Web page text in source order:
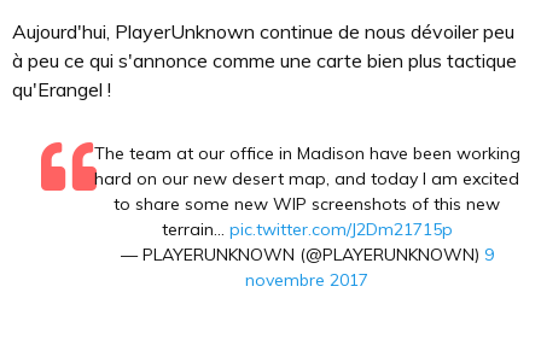
Aujourd'hui, PlayerUnknown continue de nous dévoiler peu
à peu ce qui s'annonce comme une carte bien plus tactique
qu'Erangel !
The team at our office in Madison have been working
hard on our new desert map, and today I am excited
to share some new WIP screenshots of this new
terrain... pic.twitter.com/J2Dm21715p
— PLAYERUNKNOWN (@PLAYERUNKNOWN) 9
novembre 2017